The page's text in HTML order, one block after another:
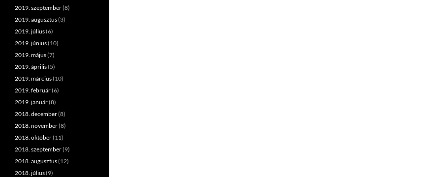
2019. szeptember(8)
2019. augusztus(3)
2019. július(6)
2019. június(10)
2019. május(7)
2019. április(5)
2019. március(10)
2019. február(6)
2019. január(8)
2018. december(8)
2018. november(8)
2018. október(11)
2018. szeptember(9)
2018. augusztus(12)
2018. július(9)